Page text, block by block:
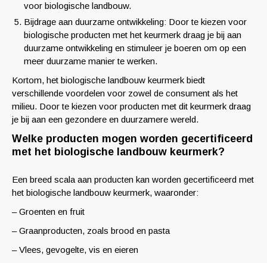
voor biologische landbouw.
Bijdrage aan duurzame ontwikkeling: Door te kiezen voor
biologische producten met het keurmerk draag je bij aan
duurzame ontwikkeling en stimuleer je boeren om op een
meer duurzame manier te werken.
Kortom, het biologische landbouw keurmerk biedt
verschillende voordelen voor zowel de consument als het
milieu. Door te kiezen voor producten met dit keurmerk draag
je bij aan een gezondere en duurzamere wereld.
Welke producten mogen worden gecertificeerd
met het biologische landbouw keurmerk?
Een breed scala aan producten kan worden gecertificeerd met
het biologische landbouw keurmerk, waaronder:
– Groenten en fruit
– Graanproducten, zoals brood en pasta
– Vlees, gevogelte, vis en eieren